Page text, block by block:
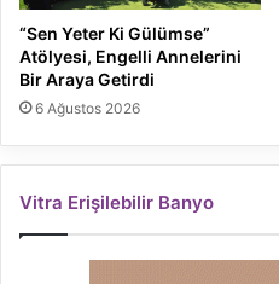
“Sen Yeter Ki Gülümse”
Atölyesi, Engelli Annelerini
Bir Araya Getirdi
6 Ağustos 2026
Vitra Erişilebilir Banyo